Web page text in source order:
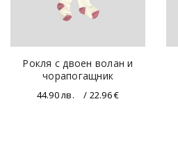
Рокля с двоен волан и
чорапогащник
44.90лв. / 22.96 €